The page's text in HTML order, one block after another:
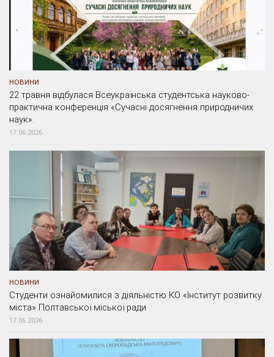
НОВИНИ
22 травня відбулася Всеукраїнська студентська науково-
практична конференція «Сучасні досягнення природничих
наук».
17.06.2026
НОВИНИ
Студенти ознайомилися з діяльністю КО «Інститут розвитку
міста» Полтавської міської ради
17.06.2026